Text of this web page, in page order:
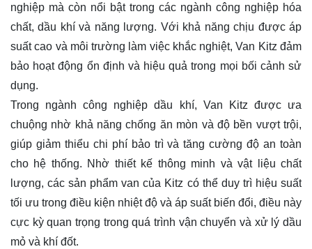
nghiệp mà còn nổi bật trong các ngành công nghiệp hóa
chất, dầu khí và năng lượng. Với khả năng chịu được áp
suất cao và môi trường làm việc khắc nghiệt, Van Kitz đảm
bảo hoạt động ổn định và hiệu quả trong mọi bối cảnh sử
dụng.
Trong ngành công nghiệp dầu khí, Van Kitz được ưa
chuộng nhờ khả năng chống ăn mòn và độ bền vượt trội,
giúp giảm thiểu chi phí bảo trì và tăng cường độ an toàn
cho hệ thống. Nhờ thiết kế thông minh và vật liệu chất
lượng, các sản phẩm van của Kitz có thể duy trì hiệu suất
tối ưu trong điều kiện nhiệt độ và áp suất biến đổi, điều này
cực kỳ quan trọng trong quá trình vận chuyển và xử lý dầu
mỏ và khí đốt.